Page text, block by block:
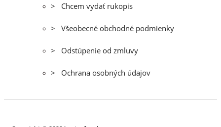
> Chcem vydať rukopis
> Všeobecné obchodné podmienky
> Odstúpenie od zmluvy
> Ochrana osobných údajov